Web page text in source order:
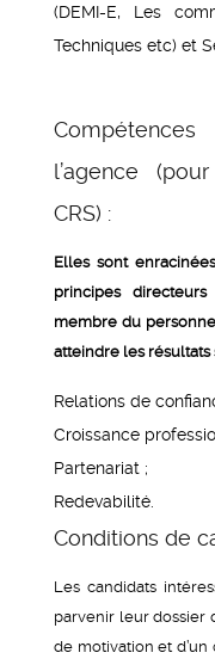
(DEMI-E, Les
Techniques etc) et
l’agence
CRS) :
Elles sont
principes
membre du
atteindre les résultats
Relations de
Croissance
Partenariat ;
Redevabilité.
Conditions de
Les candidats
parvenir leur dossier
de motivation et d’un